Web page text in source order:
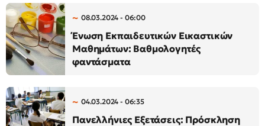
08.03.2024 - 06:00
Ένωση Εκπαιδευτικών Εικαστικών
Μαθημάτων: Βαθμολογητές
φαντάσματα
04.03.2024 - 06:35
Πανελλήνιες Εξετάσεις: Πρόσκληση